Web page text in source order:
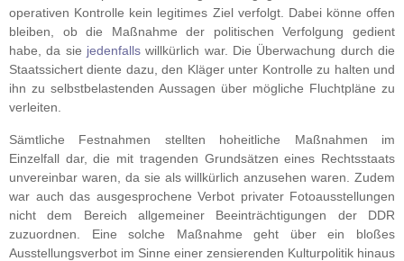
operativen Kontrolle kein legitimes Ziel verfolgt. Dabei könne offen
bleiben, ob die Maßnahme der politischen Verfolgung gedient
habe, da sie jedenfalls willkürlich war. Die Überwachung durch die
Staatssichert diente dazu, den Kläger unter Kontrolle zu halten und
ihn zu selbstbelastenden Aussagen über mögliche Fluchtpläne zu
verleiten.
Sämtliche Festnahmen stellten hoheitliche Maßnahmen im
Einzelfall dar, die mit tragenden Grundsätzen eines Rechtsstaats
unvereinbar waren, da sie als willkürlich anzusehen waren. Zudem
war auch das ausgesprochene Verbot privater Fotoausstellungen
nicht dem Bereich allgemeiner Beeinträchtigungen der DDR
zuzuordnen. Eine solche Maßnahme geht über ein bloßes
Ausstellungsverbot im Sinne einer zensierenden Kulturpolitik hinaus